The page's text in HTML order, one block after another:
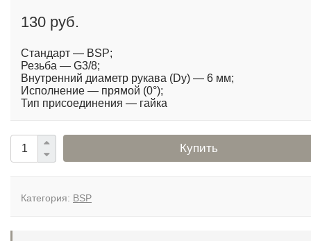
130 руб.
Стандарт — BSP;
Резьба — G3/8;
Внутренний диаметр рукава (Dy) — 6 мм;
Исполнение — прямой (0°);
Тип присоединения — гайка
Купить
Категория: BSP